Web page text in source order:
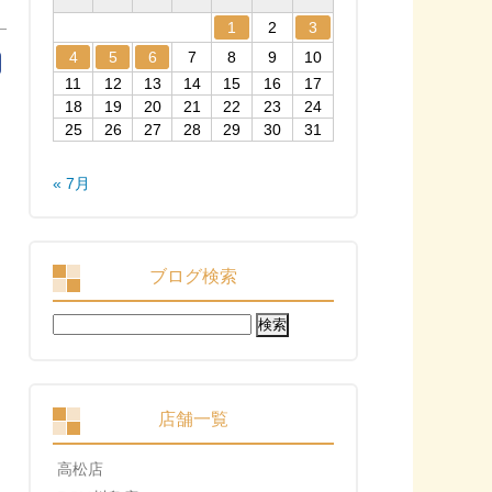
1 2
3
4
5 6 7 8 9
10
11
12 13 14 15 16
17
18
19 20 21 22 23
24
25
26 27 28 29 30 31
« 7月
ブログ検索
検
索:
店舗一覧
高松店